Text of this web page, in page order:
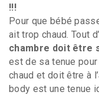
!!!
Pour que bébé
ait trop chaud. Tout
chambre doit être
est de sa tenue
chaud et doit être à
body est une tenue